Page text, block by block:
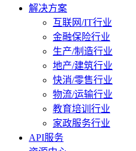
解决方案
互联网/IT行业
金融保险行业
生产/制造行业
地产/建筑行业
快消/零售行业
物流/运输行业
教育培训行业
家政服务行业
API服务